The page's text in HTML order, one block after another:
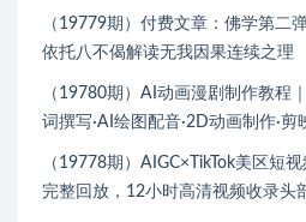
（19779期）付费文章：佛学第二
依托八不偈解读无我因果连续之理
（19780期）AI动画漫剧制作教程
词撰写·AI绘图配音·2D动画制作·
（19778期）AIGC×TikTok美区短
完整回放，12小时高清视频收录头